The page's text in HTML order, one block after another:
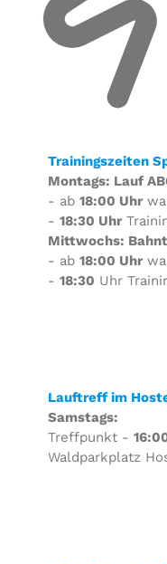
Trainingszeiten
Montags: Lauf
- ab 18:00 Uhr
- 18:30 Uhr
Mittwochs:
- ab 18:00 Uhr
- 18:30 Uhr
Lauftreff im
Samstags:
Treffpunkt -
Waldparkplatz